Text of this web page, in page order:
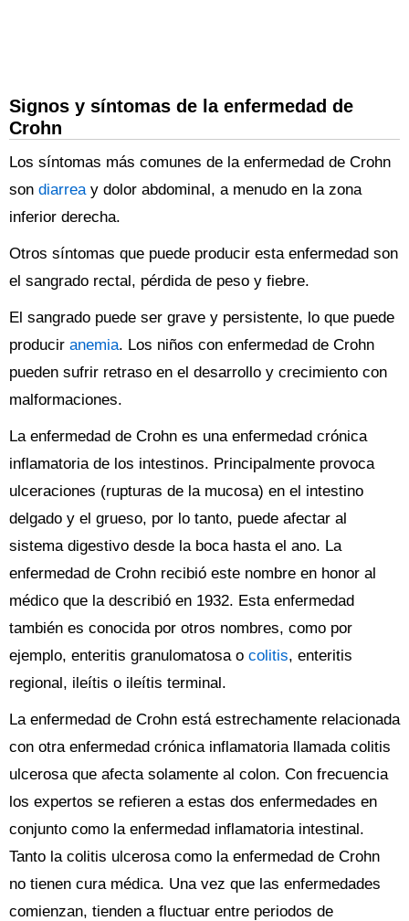
Signos y síntomas de la enfermedad de
Crohn
Los síntomas más comunes de la enfermedad de Crohn
son diarreay dolor abdominal, a menudo en la zona
inferior derecha.
Otros síntomas que puede producir esta enfermedad son
el sangrado rectal, pérdida de peso y fiebre.
El sangrado puede ser grave y persistente, lo que puede
producir anemia. Los niños con enfermedad de Crohn
pueden sufrir retraso en el desarrollo y crecimiento con
malformaciones.
La enfermedad de Crohn es una enfermedad crónica
inflamatoria de los intestinos. Principalmente provoca
ulceraciones (rupturas de la mucosa) en el intestino
delgado y el grueso, por lo tanto, puede afectar al
sistema digestivo desde la boca hasta el ano. La
enfermedad de Crohn recibió este nombre en honor al
médico que la describió en 1932. Esta enfermedad
también es conocida por otros nombres, como por
ejemplo, enteritis granulomatosa o colitis, enteritis
regional, ileítis o ileítis terminal.
La enfermedad de Crohn está estrechamente relacionada
con otra enfermedad crónica inflamatoria llamada colitis
ulcerosa que afecta solamente al colon. Con frecuencia
los expertos se refieren a estas dos enfermedades en
conjunto como la enfermedad inflamatoria intestinal.
Tanto la colitis ulcerosa como la enfermedad de Crohn
no tienen cura médica. Una vez que las enfermedades
comienzan, tienden a fluctuar entre periodos de